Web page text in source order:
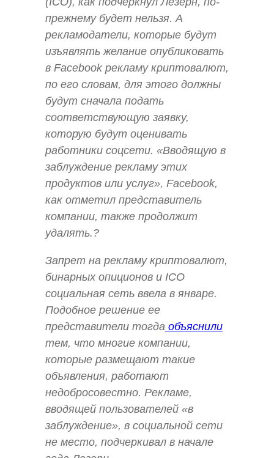
прежнему будет нельзя. А
рекламодатели, которые будут
изъявлять желание опубликовать
в Facebook рекламу криптовалют,
по его словам, для этого должны
будут сначала подать
соответствующую заявку,
которую будут оценивать
работники соцсети. «Вводящую в
заблуждение рекламу этих
продуктов или услуг», Facebook,
как отметил представитель
компании, также продолжит
удалять.?
Запрет на рекламу криптовалют,
бинарных опиционов и ICO
социальная сеть ввела в январе.
Подобное решение ее
представители тогда объяснили
тем, что многие компании,
которые размещают такие
объявления, работают
недобросовестно. Рекламе,
вводящей пользователей «в
заблуждение», в социальной сети
не место, подчеркивал в начале